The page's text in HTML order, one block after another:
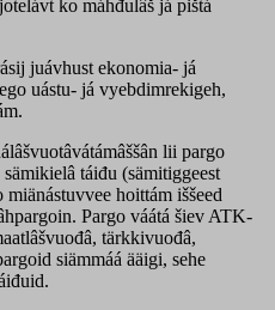
ko máhđulâš já pištá
juávhust ekonomia- já
uástu- já vyebdimrekigeh,
lii pargo
táiđu (sämitiggeest
hoittám iššeed
Pargo váátá šiev ATK-
tärkkivuođâ,
siämmáá ääigi, sehe